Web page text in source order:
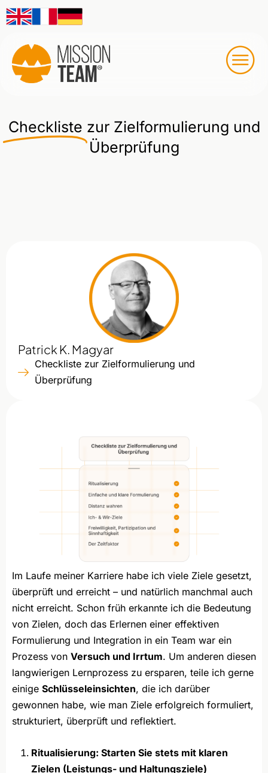
Checkliste zur Zielformulierung und
Überprüfung
Im Laufe meiner Karriere habe ich viele Ziele gesetzt,
überprüft und erreicht – und natürlich manchmal auch
nicht erreicht. Schon früh erkannte ich die Bedeutung
von Zielen, doch das Erlernen einer effektiven
Formulierung und Integration in ein Team war ein
Prozess von Versuch und Irrtum. Um anderen diesen
langwierigen Lernprozess zu ersparen, teile ich gerne
einige Schlüsseleinsichten, die ich darüber
gewonnen habe, wie man Ziele erfolgreich formuliert,
strukturiert, überprüft und reflektiert.
Ritualisierung: Starten Sie stets mit klaren
Zielen (Leistungs- und Haltungsziele)
Patrick K. Magyar
Checkliste zur Zielformulierung und
Überprüfung